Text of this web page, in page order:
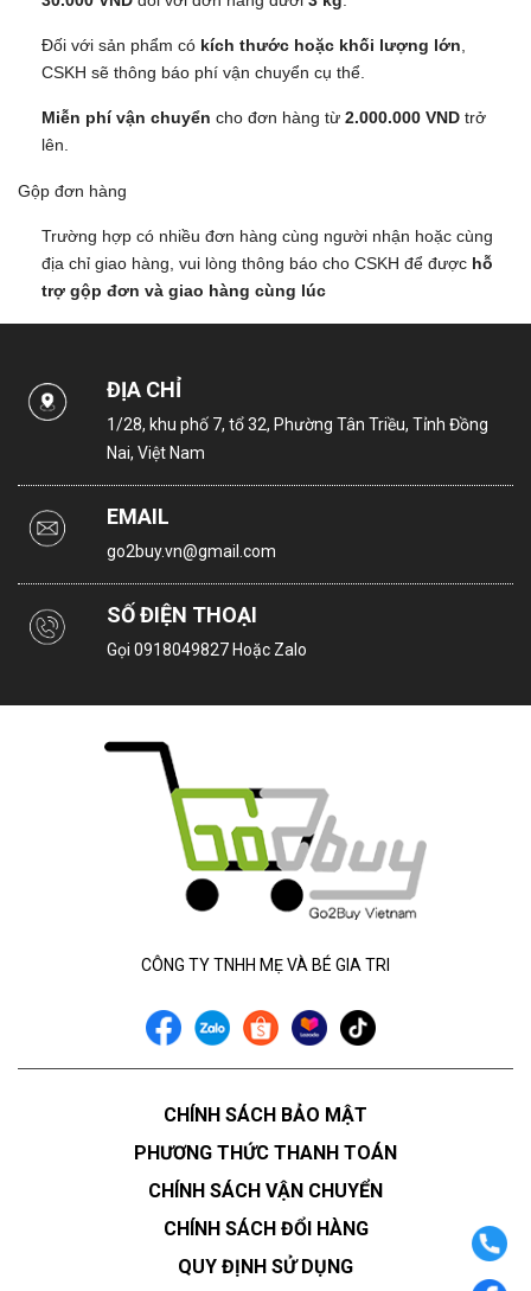
Đối với sản phẩm có kích thước hoặc khối lượng lớn
CSKH sẽ thông báo phí vận chuyển cụ thể.
Miễn phí vận chuyển cho đơn hàng từ 2.000.000 VND trở
lên.
Gộp đơn hàng
Trường hợp có nhiều đơn hàng cùng người nhận hoặc cùng
địa chỉ giao hàng, vui lòng thông báo cho CSKH để được hỗ
trợ gộp đơn và giao hàng cùng lúc
ĐỊA CHỈ
1/28, khu phố 7, tổ 32, Phường Tân Triều, Tỉnh Đồng
Nai, Việt Nam
EMAIL
go2buy.vn@gmail.com
SỐ ĐIỆN THOẠI
Gọi 0918049827 Hoặc Zalo
CÔNG TY TNHH MẸ VÀ BÉ GIA TRI
CHÍNH SÁCH BẢO MẬT
PHƯƠNG THỨC THANH TOÁN
CHÍNH SÁCH VẬN CHUYỂN
CHÍNH SÁCH ĐỔI HÀNG
QUY ĐỊNH SỬ DỤNG